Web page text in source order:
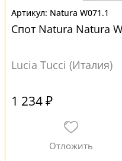
Natura W071.1
Спот Natura Natura
Lucia Tucci (Италия)
1 234 ₽